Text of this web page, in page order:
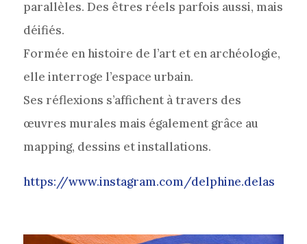
parallèles. Des êtres réels parfois aussi, mais
déifiés.
Formée en histoire de l’art et en archéologie,
elle interroge l’espace urbain.
Ses réflexions s’affichent à travers des
œuvres murales mais également grâce au
mapping, dessins et installations.
https://www.instagram.com/delphine.delas